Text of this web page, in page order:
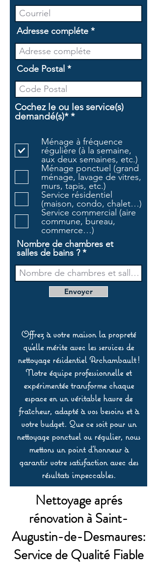
Adresse compléte
Code Postal
Cochez le ou les service(s)
demandé(s)* *O
g
a
t
o
i
r
e
Ménage à fréquence
régulière (à la semaine,
aux deux semaines, etc.)
Ménage ponctuel (grand
ménage, lavage de vitres,
murs, tapis, etc.)
Service résidentiel
(maison, condo, chalet…)
Service commercial (aire
commune, bureau,
commerce…)
Nombre de chambres et
salles de bains ?
Envoyer
Offrez à votre maison la propreté
qu’elle mérite avec les services de
nettoyage résidentiel Archambault !
Notre équipe professionnelle et
expérimentée transforme chaque
espace en un véritable havre de
fraîcheur, adapté à vos besoins et à
votre budget. Que ce soit pour un
nettoyage ponctuel ou régulier, nous
mettons un point d’honneur à
garantir votre satisfaction avec des
résultats impeccables.
Nettoyage aprés
rénovation à Saint-
Augustin-de-Desmaures:
Service de Qualité Fiable